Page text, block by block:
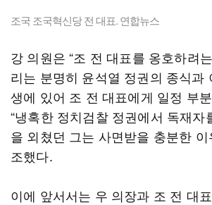
조국 조국혁신당 전 대표. 연합뉴스
강 의원은 “조 전 대표를 옹호하려
리는 분명히 윤석열 정권의 종식과
생에 있어 조 전 대표에게 일정 부
“냉혹한 정치검찰 정권에서 독재자
을 외쳤던 그는 사면받을 충분한 이
조했다.
이에 앞서서는 우 의장과 조 전 대